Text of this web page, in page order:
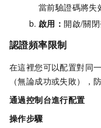
當前驗證碼將失
啟用：開啟/關閉
認證頻率限制
在這裡您可以配置對同
（無論成功或失敗），
通過控制台進行配置
操作步驟